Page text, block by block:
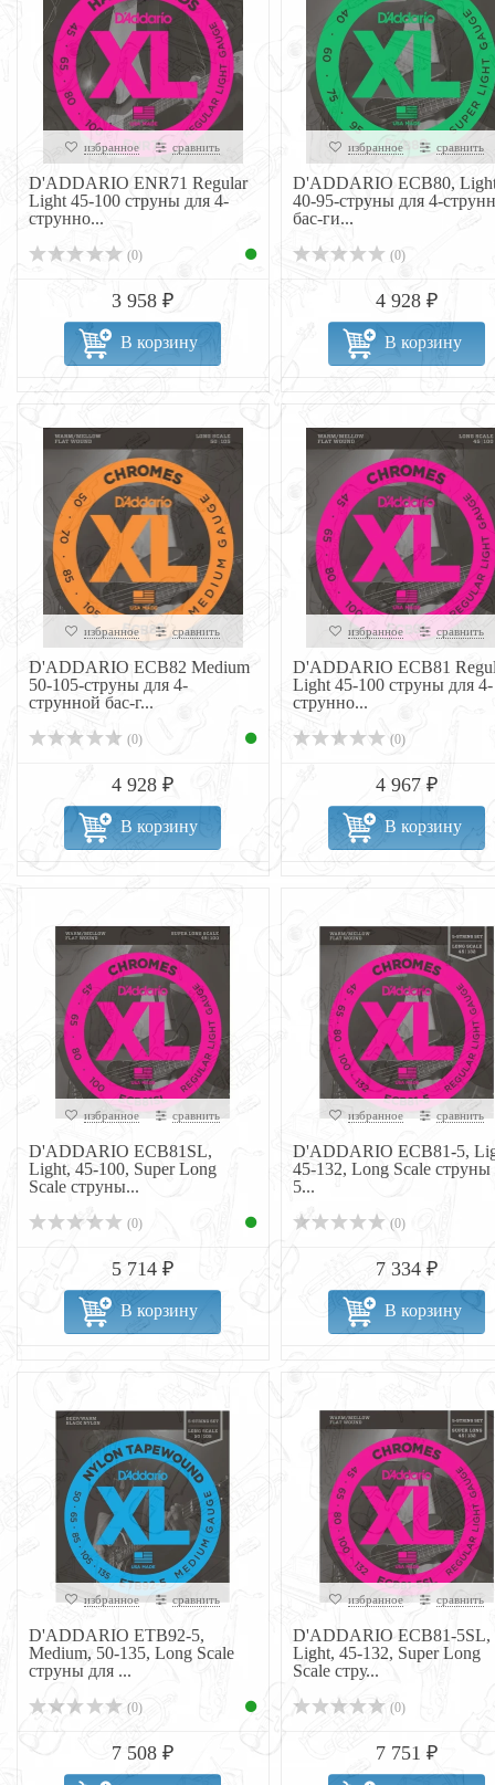
избранное сравнить
D'ADDARIO ENR71 Regular
Light 45-100 струны для 4-
струнно...
(0)
3 958 ₽
В корзину
избранное сравнить
D'ADDARIO ECB80,
40-95-струны для 4-
бас-ги...
(0)
4 928 ₽
В корзину
избранное сравнить
D'ADDARIO ECB82 Medium
50-105-струны для 4-
струнной бас-г...
(0)
4 928 ₽
В корзину
избранное сравнить
D'ADDARIO ECB81
Light 45-100 струны для 4-
струнно...
(0)
4 967 ₽
В корзину
избранное сравнить
D'ADDARIO ECB81SL,
Light, 45-100, Super Long
Scale струны...
(0)
5 714 ₽
В корзину
избранное сравнить
D'ADDARIO ECB81-5,
45-132, Long Scale струны
5...
(0)
7 334 ₽
В корзину
избранное сравнить
D'ADDARIO ETB92-5,
Medium, 50-135, Long Scale
струны для ...
(0)
7 508 ₽
избранное сравнить
D'ADDARIO ECB81-5SL,
Light, 45-132, Super Long
Scale стру...
(0)
7 751 ₽